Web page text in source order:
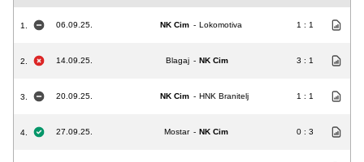
1. 06.09.25. NK Cim - Lokomotiva 1 : 1
2. 14.09.25. Blagaj - NK Cim 3 : 1
3. 20.09.25. NK Cim - HNK Branitelj 1 : 1
4. 27.09.25. Mostar - NK Cim 0 : 3